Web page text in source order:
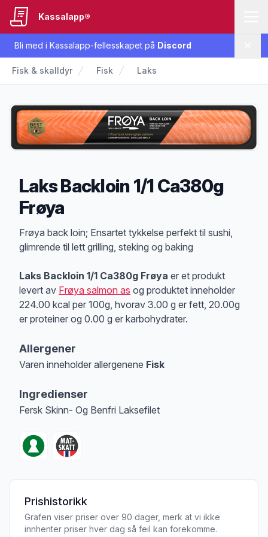
Bli med i Kassalapp-fellesskapet på Discord
Kassalapp®
Fisk & skalldyr Fisk Laks
Laks Backloin 1/1 Ca380g
Frøya
Produktbeskrivelse
Frøya back loin; Ensartet tykkelse perfekt til sushi,
glimrende til lett grilling, steking og baking
Laks Backloin 1/1 Ca380g Frøya er et produkt
levert av Frøya salmon as og produktet inneholder
224.00 kcal per 100g, hvorav 3.00 g er fett, 20.00g
er proteiner og 0.00 g er karbohydrater.
Allergener
Varen inneholder allergenene Fisk
Ingredienser
Fersk Skinn- Og Benfri Laksefilet
Prishistorikk
Grafen viser priser over 90 dager, merk at vi ikke
innhenter priser hver dag så feil kan forekomme.